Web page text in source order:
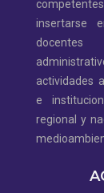
insertarse
docentes
actividades
e
regional y